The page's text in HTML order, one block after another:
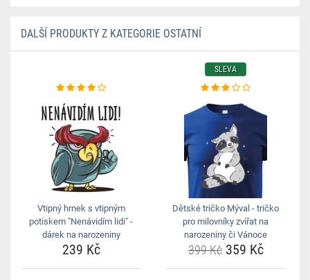
DALŠÍ PRODUKTY Z KATEGORIE OSTATNÍ
Vtipný hrnek s vtipným
potiskem "Nenávidím lidi" -
dárek na narozeniny
239 Kč
SLEVA
Dětské tričko Mýval - tričko
pro milovníky zvířat na
narozeniny či Vánoce
399 Kč359 Kč